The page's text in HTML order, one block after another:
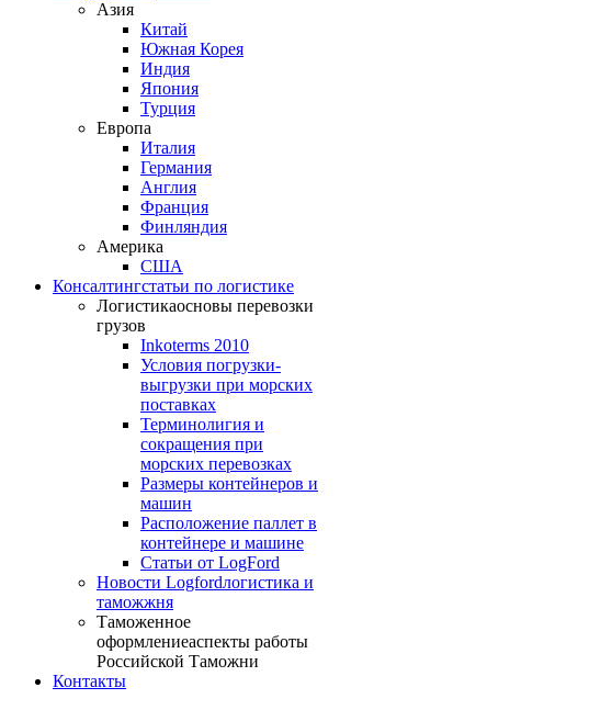
Азия
Китай
Южная Корея
Индия
Япония
Турция
Европа
Италия
Германия
Англия
Франция
Финляндия
Америка
США
Консалтингстатьи по логистике
Логистикаосновы перевозки
грузов
Inkoterms 2010
Условия погрузки-
выгрузки при морских
поставках
Терминолигия и
сокращения при
морских перевозках
Размеры контейнеров и
машин
Расположение паллет в
контейнере и машине
Статьи от LogFord
Новости Logfordлогистика и
таможжня
Таможенное
оформлениеаспекты работы
Российской Таможни
Контакты